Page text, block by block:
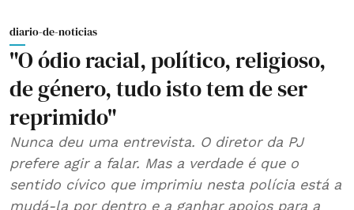
diario-de-noticias
"O ódio racial, político, religioso,
de género, tudo isto tem de ser
reprimido"
Nunca deu uma entrevista. O diretor da PJ
prefere agir a falar. Mas a verdade é que o
sentido cívico que imprimiu nesta polícia está a
mudá-la por dentro e a ganhar apoios para a